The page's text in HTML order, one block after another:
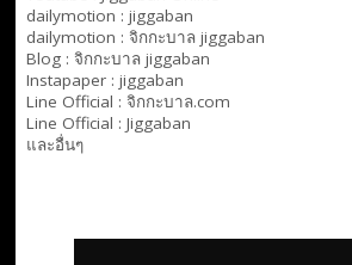
dailymotion : jiggaban
dailymotion : จิกกะบาล jiggaban
Blog : จิกกะบาล jiggaban
Instapaper : jiggaban
Line Official : จิกกะบาล.com
Line Official : Jiggaban
และอื่นๆ